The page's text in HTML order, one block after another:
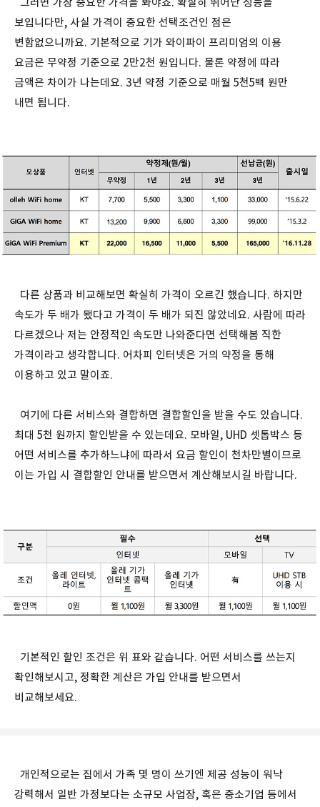
그러면 가장 중요한 가격을 봐야죠. 확실히 뛰어난 성능을
보입니다만, 사실 가격이 중요한 선택조건인 점은
변함없으니까요. 기본적으로 기가 와이파이 프리미엄의 이용
요금은 무약정 기준으로 2만2천 원입니다. 물론 약정에 따라
금액은 차이가 나는데요. 3년 약정 기준으로 매월 5천5백 원만
내면 됩니다.
다른 상품과 비교해보면 확실히 가격이 오르긴 했습니다. 하지만
속도가 두 배가 됐다고 가격이 두 배가 되진 않았네요. 사람에 따라
다르겠으나 저는 안정적인 속도만 나와준다면 선택해봄 직한
가격이라고 생각합니다. 어차피 인터넷은 거의 약정을 통해
이용하고 있고 말이죠.
여기에 다른 서비스와 결합하면 결합할인을 받을 수도 있습니다.
최대 5천 원까지 할인받을 수 있는데요. 모바일, UHD 셋톱박스 등
어떤 서비스를 추가하느냐에 따라서 요금 할인이 천차만별이므로
이는 가입 시 결합할인 안내를 받으면서 계산해보시길 바랍니다.
기본적인 할인 조건은 위 표와 같습니다. 어떤 서비스를 쓰는지
확인해보시고, 정확한 계산은 가입 안내를 받으면서
비교해보세요.
개인적으로는 집에서 가족 몇 명이 쓰기엔 제공 성능이 워낙
강력해서 일반 가정보다는 소규모 사업장, 혹은 중소기업 등에서